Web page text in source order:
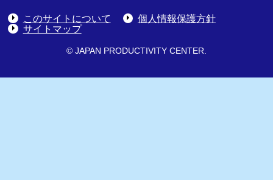
このサイトについて
個人情報保護方針
サイトマップ
© JAPAN PRODUCTIVITY CENTER.